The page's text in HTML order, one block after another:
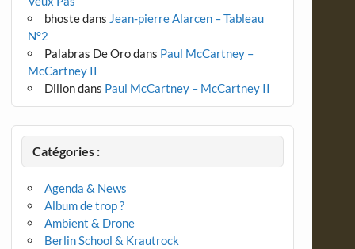
bhostedans Jean-pierre Alarcen – Tableau
N°2
Palabras De Orodans Paul McCartney –
McCartney II
Dillondans Paul McCartney – McCartney II
Catégories :
Agenda & News
Album de trop ?
Ambient & Drone
Berlin School & Krautrock